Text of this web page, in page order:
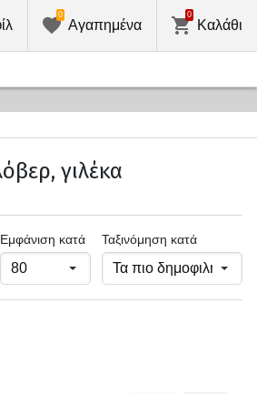
Αγαπημένα
0
Καλάθι
0
γιλέκα
Εμφάνιση κατά Ταξινόμηση κατά